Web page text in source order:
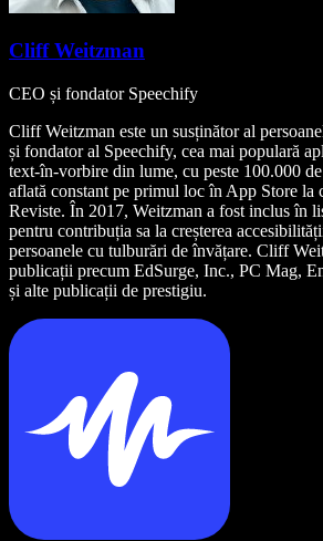
Cliff Weitzman
CEO și fondator Speechify
Cliff Weitzman este un susținător al
și fondator al Speechify, cea mai populară
text-în-vorbire din lume, cu peste 100.000
aflată constant pe primul loc în App Store la
Reviste. În 2017, Weitzman a fost inclus în
pentru contribuția sa la creșterea
persoanele cu tulburări de învățare. Cliff
publicații precum EdSurge, Inc., PC Mag,
și alte publicații de prestigiu.